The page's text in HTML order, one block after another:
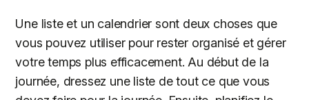
Une liste et un calendrier sont deux choses que
vous pouvez utiliser pour rester organisé et gérer
votre temps plus efficacement. Au début de la
journée, dressez une liste de tout ce que vous